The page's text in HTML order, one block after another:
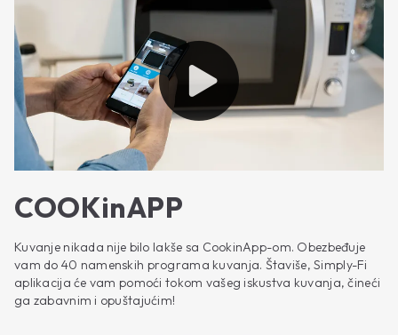
COOKinAPP
Kuvanje nikada nije bilo lakše sa CookinApp-om. Obezbeđuje
vam do 40 namenskih programa kuvanja. Štaviše, Simply-Fi
aplikacija će vam pomoći tokom vašeg iskustva kuvanja, čineći
ga zabavnim i opuštajućim!